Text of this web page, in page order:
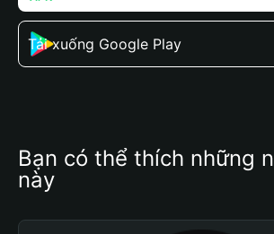
Tải xuống Google Play
Bạn có thể thích những
này